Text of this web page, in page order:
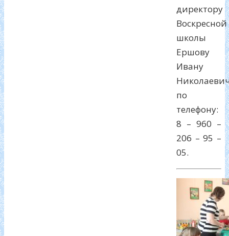
директору
Воскресной
школы
Ершову
Ивану
по
телефону:
8 – 960 –
206 – 95 –
05.